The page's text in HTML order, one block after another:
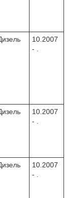
10.2007
- .
10.2007
- .
10.2007
- .